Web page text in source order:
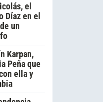
el
Díaz en el
un
Karpan,
Peña que
ella y